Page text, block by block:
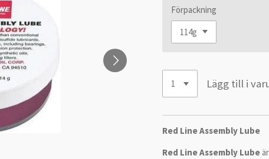
Förpackning
Lägg till i
Red Line Assembly Lube
Red Line Assembly Lube